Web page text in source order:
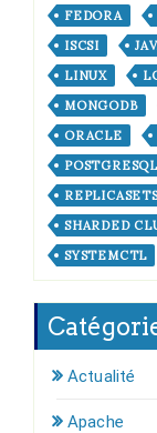
FEDORA
ISCSI
LINUX
MONGODB
ORACLE
POSTGRESQL
SHARDED
SYSTEMCTL
Actualité
Apache